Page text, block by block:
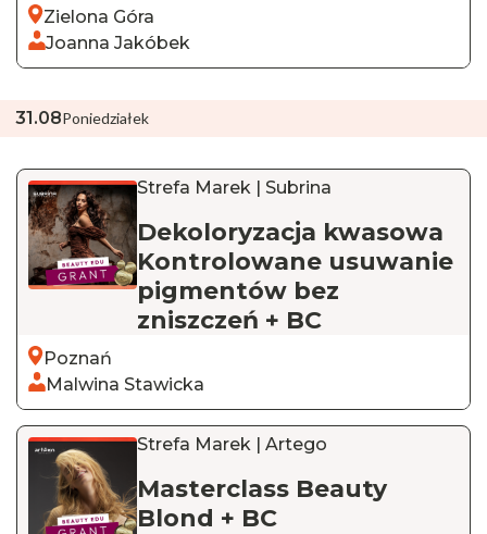
Zielona Góra
Joanna Jakóbek
Poniedziałek
31.08
Strefa Marek | Subrina
Dekoloryzacja kwasowa
Kontrolowane usuwanie
pigmentów bez
zniszczeń + BC
Poznań
Malwina Stawicka
Strefa Marek | Artego
Masterclass Beauty
Blond + BC